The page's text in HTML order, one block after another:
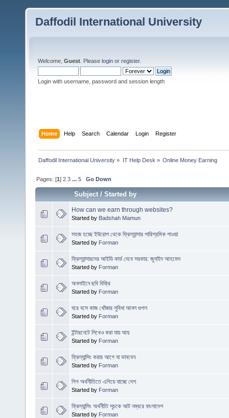
Daffodil International University
Welcome, Guest . Please login or register.
Login with username, password and session length
Home Help Search Calendar Login Register
Daffodil International University » IT Help Desk » Online Money Earning
Pages: [1]2 3 ...5 Go Down
Subject/Started by
How can we earn through websites?
Started by Badshah Mamun
সহজ হচ্ছে ইউরোপ থেকে ফ্রিল্যান্সার পারিশ্রমিক পাওয়া
Started by Forman
ফ্রিল্যান্সারদের আইডি কার্ড দেবে সরকার: জুনাইদ আহমেদ
Started by Forman
অনলাইনে ছবি বিক্রি
Started by Forman
ঘরে বসে কাজ খোঁজার সুবিধা আনল গুগল
Started by Forman
ইন্টারনেটে লিখেও করা যায় আয়
Started by Forman
ফ্রিল্যান্সিং করার আগে যা ভাববেন
Started by Forman
গিগ অর্থনীতিতে এগিয়ে যাচ্ছে দেশ
Started by Forman
ফ্রিল্যান্সিং অর্থনীতি সূচকে আট নম্বরে বাংলাদেশ
Started by Forman